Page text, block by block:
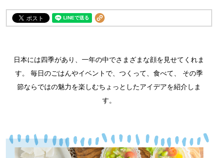
日本には四季があり、一年の中でさまざまな顔を見せてくれま
す。
毎日のごはんやイベントで、つくって、食べて、
その季
節ならではの魅力を楽しむちょっとしたアイデアを紹介しま
す。